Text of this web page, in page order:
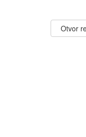
Otvor